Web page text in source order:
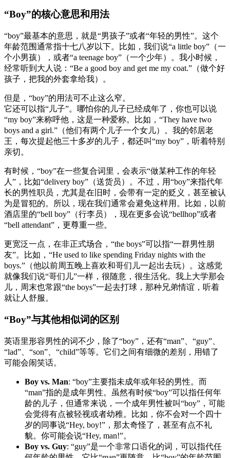
“Boy”的核心意思和用法
“boy”最基本的意思，就是“男孩子”或者“年轻的男性”。这个
年龄范围通常指十七八岁以下。比如，我们说“a little boy”（一
个小男孩），或者“a teenage boy”（一个少年）。我小时候，
经常听到大人说：“Be a good boy and get me my coat.”（做个好
孩子，把我的外套拿给我）。
但是，“boy”的用法可不止这么窄。
它还可以指“儿子”。哪怕你的儿子已经成年了，你也可以说
“my boy”来称呼他，这是一种爱称。比如，“They have two
boys and a girl.”（他们有两个儿子一个女儿）。我的邻居老
王，每次提起他三十多岁的儿子，都还叫“my boy”，听着特别
亲切。
有时候，“boy”在一些复合词里，会表示“做某种工作的年轻
人”，比如“delivery boy”（送货员）。不过，用“boy”来指代年
长的男性职员，尤其是在旧时，会带有一定的贬义，甚至被认
为是冒犯的。所以，现在我们通常会避免这样用。比如，以前
酒店里的“bell boy”（行李员），现在更多会说“bellhop”或者
“bell attendant”，更尊重一些。
更宽泛一点，在非正式场合，“the boys”可以指“一群男性朋
友”。比如，“He used to like spending Friday nights with the
boys.”（他以前周五晚上喜欢和哥们儿一起出去玩）。这感觉
就像我们说“哥们儿”一样，很随意，很生活化。我上大学那会
儿，周末也常跟“the boys”一起去打球，那种兄弟情谊，听着
就让人舒服。
“Boy”与其他相似词的区别
英语里形容男性的词不少，除了“boy”，还有“man”、“guy”、
“lad”、“son”、“child”等等。它们之间有细微的差别，用错了
可能会闹笑话。
Boy vs. Man: “boy”主要指未成年或年轻的男性。而
“man”指的是成年男性。虽然有时候“boy”可以指任何年
龄的儿子，但通常来说，一个成年男性被叫“boy”，可能
会觉得有点被轻视或者幼稚。比如，你不会对一个四十
岁的同事说“Hey, boy!”，那太奇怪了，甚至有点不礼
貌。你可能会说“Hey, man!”。
Boy vs. Guy: “guy”是一个非常口语化的词，可以指代任